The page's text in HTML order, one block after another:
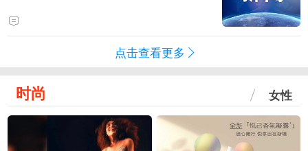
点击查看更多
时尚 女性